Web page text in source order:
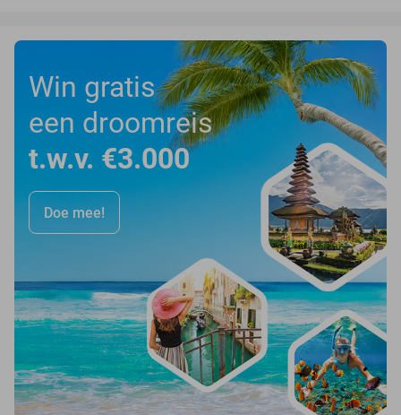
Win gratis
een droomreis
t.w.v. €3.000
Doe mee!